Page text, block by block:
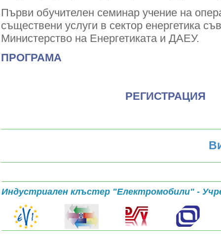
Първи обучителен семинар учение на
съществени услуги в сектор енергетика
Министерство на Енергетиката и ДАЕУ.
ПРОГРАМА
РЕГИСТРАЦИЯ
Индустриален клъстер "Електромобили" -